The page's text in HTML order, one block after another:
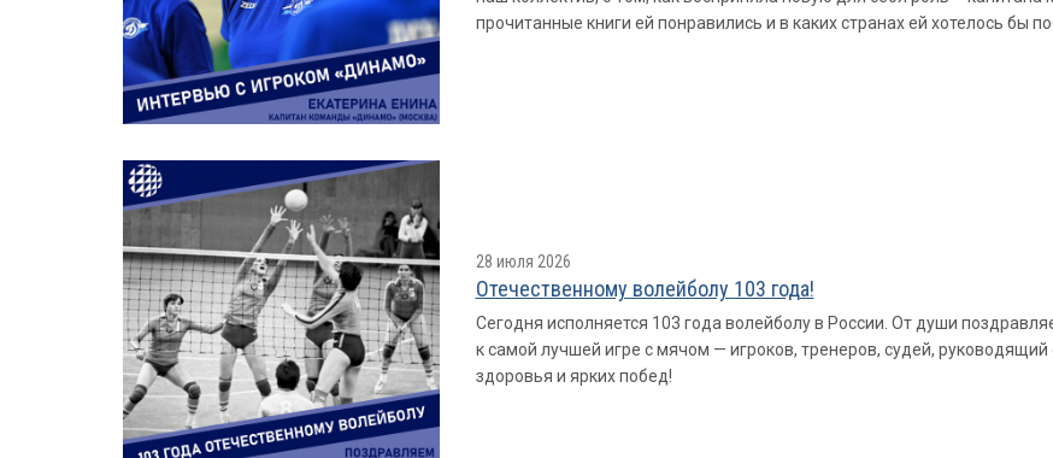
прочитанные книги ей понравились и в каких странах ей хотелось бы
28 июля 2026
Отечественному волейболу 103 года!
Сегодня исполняется 103 года волейболу в России. От души
к самой лучшей игре с мячом — игроков, тренеров, судей,
здоровья и ярких побед!